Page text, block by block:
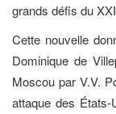
grands défis du
Cette nouvelle
Dominique de
Moscou par V.V.
attaque des